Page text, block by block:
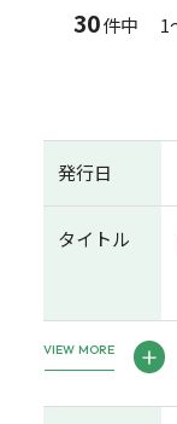
30件中 1
発行日
タイトル
VIEW MORE